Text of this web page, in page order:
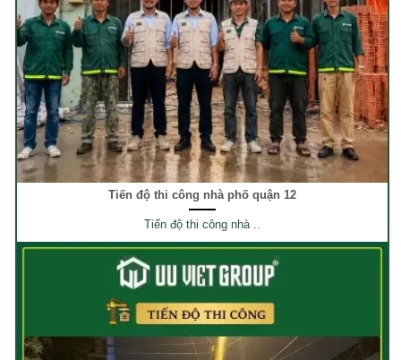
Tiến độ thi công nhà phố quận 12
Tiến độ thi công nhà ..